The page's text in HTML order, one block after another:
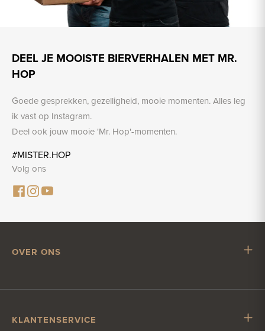
DEEL JE MOOISTE BIERVERHALEN MET MR.
HOP
Goede gesprekken, gezelligheid, mooie momenten. Alles leg
ik vast op Instagram.
Deel ook jouw mooie 'Mr. Hop'-momenten.
#MISTER.HOP
Volg ons
OVER ONS
Vacatures
KLANTENSERVICE